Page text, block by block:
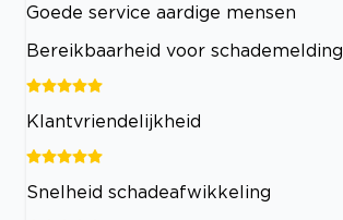
Goede service aardige mensen
Bereikbaarheid voor schademelding
Klantvriendelijkheid
Snelheid schadeafwikkeling